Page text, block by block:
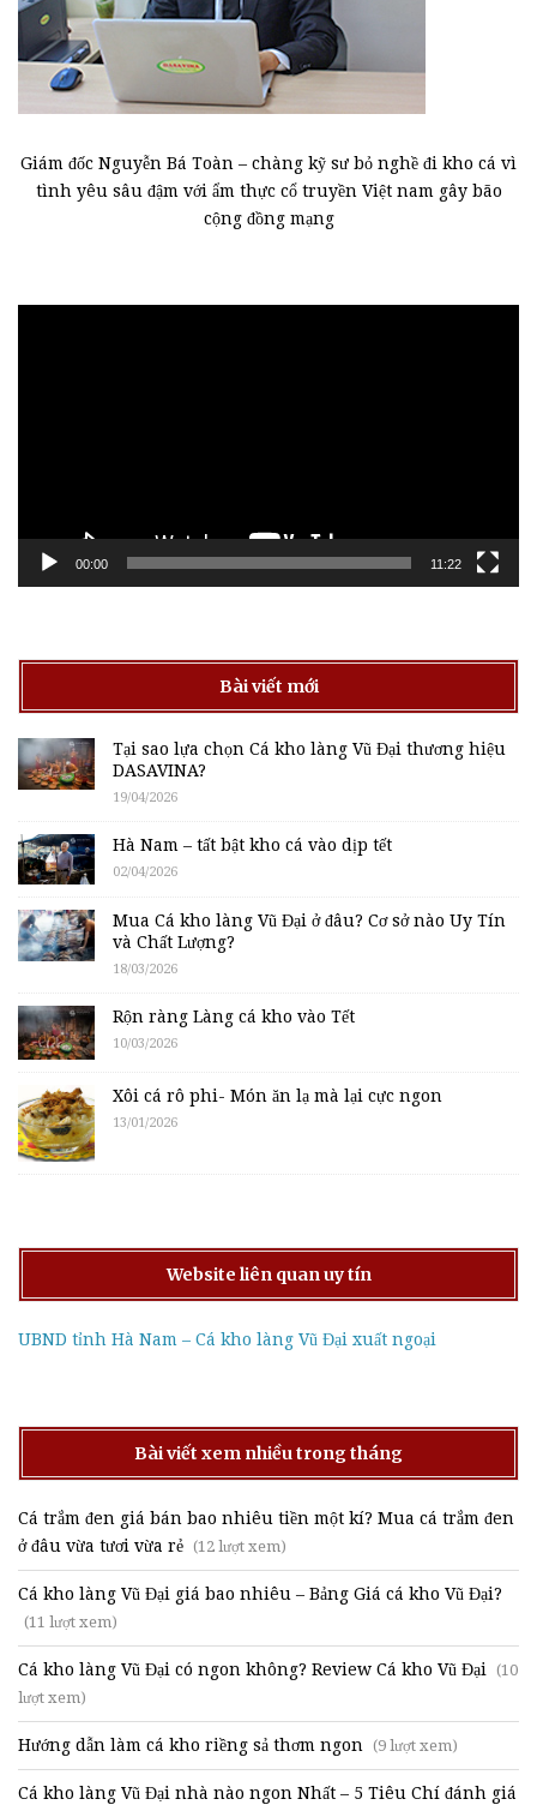
Giám đốc Nguyễn Bá Toàn – chàng kỹ sư bỏ nghề đi kho cá vì
tình yêu sâu đậm với ẩm thực cổ truyền Việt nam gây bão
cộng đồng mạng
00:00 11:22
Bài viết mới
Tại sao lựa chọn Cá kho làng Vũ Đại thương hiệu
DASAVINA?
19/04/2026
Hà Nam – tất bật kho cá vào dịp tết
02/04/2026
Mua Cá kho làng Vũ Đại ở đâu? Cơ sở nào Uy Tín
và Chất Lượng?
18/03/2026
Rộn ràng Làng cá kho vào Tết
10/03/2026
Xôi cá rô phi- Món ăn lạ mà lại cực ngon
13/01/2026
Website liên quan uy tín
UBND tỉnh Hà Nam – Cá kho làng Vũ Đại xuất ngoại
Bài viết xem nhiều trong tháng
Cá trắm đen giá bán bao nhiêu tiền một kí? Mua cá trắm đen
ở đâu vừa tươi vừa rẻ (12 lượt xem)
Cá kho làng Vũ Đại giá bao nhiêu – Bảng Giá cá kho Vũ Đại?
(11 lượt xem)
Cá kho làng Vũ Đại có ngon không? Review Cá kho Vũ Đại (10
lượt xem)
Hướng dẫn làm cá kho riềng sả thơm ngon (9 lượt xem)
Cá kho làng Vũ Đại nhà nào ngon Nhất – 5 Tiêu Chí đánh giá